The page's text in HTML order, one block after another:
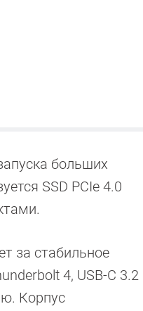
больших
SSD PCIe 4.0
за стабильное
4, USB-C 3.2
Корпус